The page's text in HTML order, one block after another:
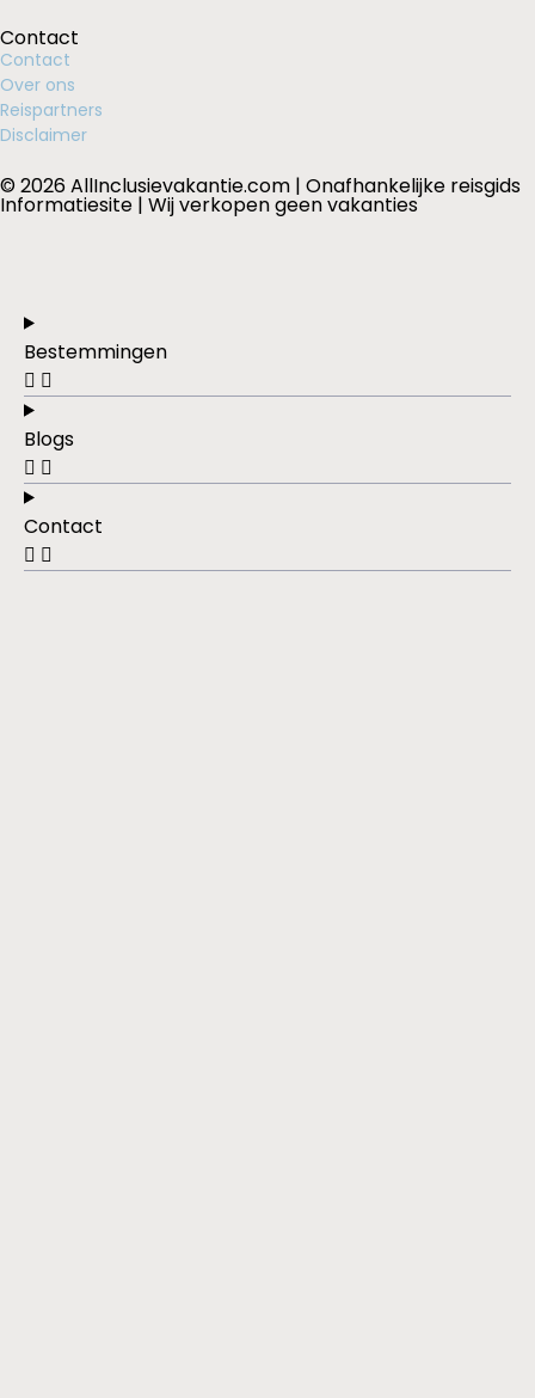
Contact
Contact
Over ons
Reispartners
Disclaimer
© 2026 AllInclusievakantie.com | Onafhankelijke reisgids
Informatiesite | Wij verkopen geen vakanties
Bestemmingen
Blogs
Contact